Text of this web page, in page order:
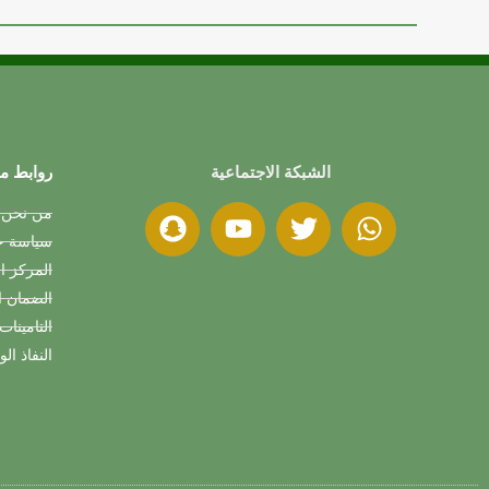
الشبكة الاجتماعية روابط
من نحن
سياسة
المركز
الضمان
النفاذ